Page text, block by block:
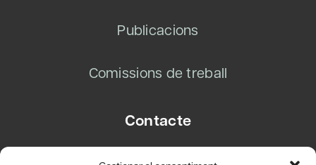
Publicacions
Comissions de treball
Contacte